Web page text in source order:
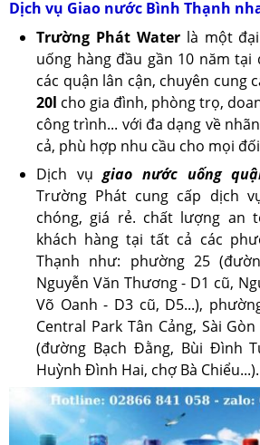
Dịch vụ Giao nước Bình Thạnh
Trường Phát Waterlà một
uống hàng đầu gần 10 năm tại
các quận lân cận, chuyên cung
20l cho gia đình, phòng trọ,
công trình... với đa dạng về
cả, phù hợp nhu cầu cho mọi
Dịch vụgiao nước uống
Trường Phát cung cấp dịch
chóng, giá rẻ. chất lượng an
khách hàng tại tất cả các
Thạnh như: phường 25
Nguyễn Văn Thương - D1 cũ,
Võ Oanh - D3 cũ, D5...),
Central Park Tân Cảng, Sài
(đường Bạch Đằng, Bùi Đình
Huỳnh Đình Hai, chợ Bà